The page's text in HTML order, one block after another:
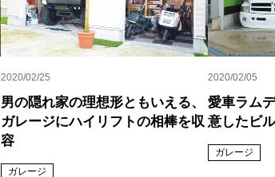
2020/02/25
男の隠れ家の理想形ともいえる、
ガレージにハイリフトの相棒を収
容
ガレージ
2020/02/05
愛車ラム
意したビ
ガレージ